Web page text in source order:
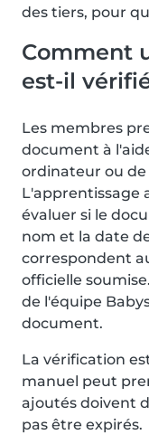
des tiers, pour
Comment
est-il
Les membres
document à
ordinateur ou
L'apprentissage
évaluer si le
nom et la date
correspondent
officielle
de l'équipe
document.
La vérification
manuel peut
ajoutés doivent
pas être expirés.